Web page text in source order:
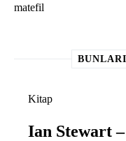
matefil
Kitap
Ian Stewart